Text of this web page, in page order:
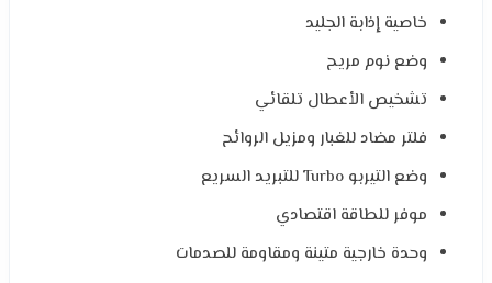
خاصية إذابة الجليد
وضع نوم مريح
تشخيص الأعطال تلقائي
فلتر مضاد للغبار ومزيل الروائح
وضع التيربو Turbo للتبريد السريع
موفر للطاقة اقتصادي
وحدة خارجية متينة ومقاومة للصدمات